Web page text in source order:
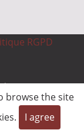
RGPD
browse the site
I agree